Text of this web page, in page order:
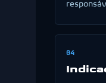
04